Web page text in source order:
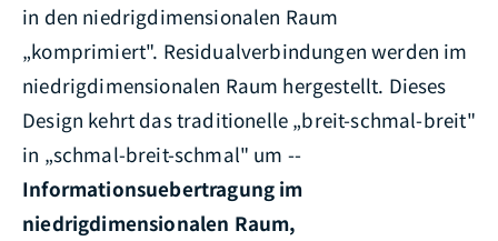
in den niedrigdimensionalen Raum
„komprimiert". Residualverbindungen werden im
niedrigdimensionalen Raum hergestellt. Dieses
Design kehrt das traditionelle „breit-schmal-breit"
in „schmal-breit-schmal" um --
Informationsuebertragung im
niedrigdimensionalen Raum,